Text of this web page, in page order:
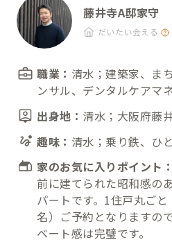
藤井寺A邸家守
だいたい会える
職業： 清水；建築家、ま
ンサル、デンタルケアマ
出身地： 清水；大阪府藤
趣味： 清水；乗り鉄、ひ
家のお気に入りポイント：
前に建てられた昭和感の
パートです。1住戸丸ご
名）ご予約となりますの
ベート感は完璧です。